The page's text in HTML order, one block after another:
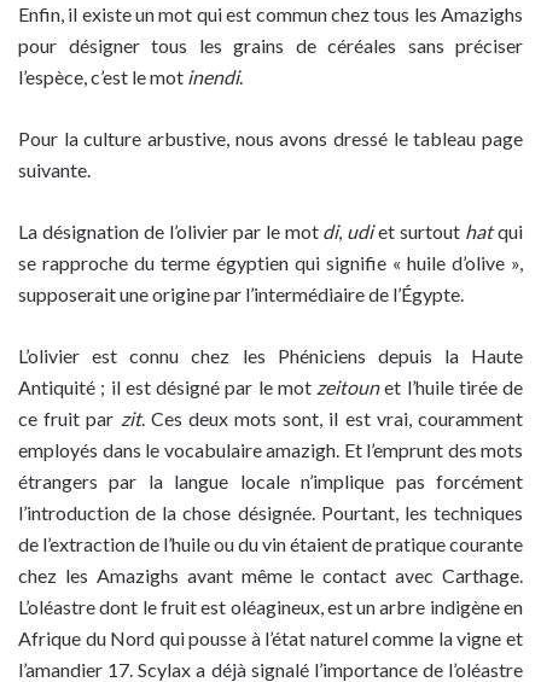
Enfin, il existe un mot qui est commun chez tous les Amazighs
pour désigner tous les grains de céréales sans préciser
l’espèce, c’est le mot inendi.
Pour la culture arbustive, nous avons dressé le tableau page
suivante.
La désignation de l’olivier par le mot di, udiet surtout hatqui
se rapproche du terme égyptien qui signifie « huile d’olive »,
supposerait une origine par l’intermédiaire de l’Égypte.
L’olivier est connu chez les Phéniciens depuis la Haute
Antiquité ; il est désigné par le mot zeitounet l’huile tirée de
ce fruit par zit. Ces deux mots sont, il est vrai, couramment
employés dans le vocabulaire amazigh. Et l’emprunt des mots
étrangers par la langue locale n’implique pas forcément
l’introduction de la chose désignée. Pourtant, les techniques
de l’extraction de l’huile ou du vin étaient de pratique courante
chez les Amazighs avant même le contact avec Carthage.
L’oléastre dont le fruit est oléagineux, est un arbre indigène en
Afrique du Nord qui pousse à l’état naturel comme la vigne et
l’amandier 17. Scylax a déjà signalé l’importance de l’oléastre